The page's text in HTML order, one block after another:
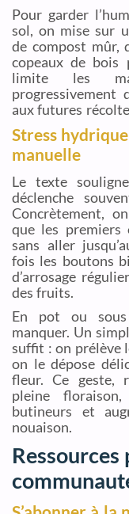
Pour garder
sol, on mise sur
de compost mûr,
copeaux de bois
limite les
progressivement
aux futures
Stress
manuelle
Le texte
déclenche
Concrètement,
que les premiers
sans aller
fois les boutons
d’arrosage
des fruits.
En pot ou
manquer. Un
suffit : on prélève
on le dépose
fleur. Ce geste,
pleine floraison,
butineurs et
nouaison.